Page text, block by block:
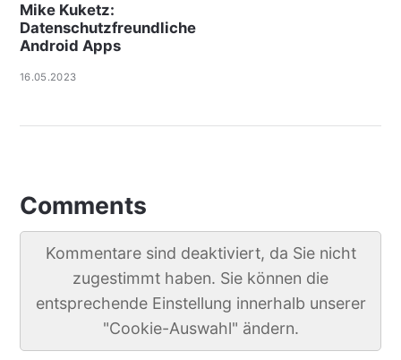
Mike Kuketz:
Datenschutzfreundliche
Android Apps
16.05.2023
Comments
Kommentare sind deaktiviert, da Sie nicht
zugestimmt haben. Sie können die
entsprechende Einstellung innerhalb unserer
"Cookie-Auswahl" ändern.